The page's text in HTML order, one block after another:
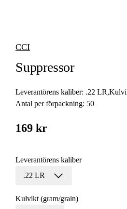
CCI
Suppressor
Leverantörens kaliber: .22 LR,
Antal per förpackning: 50
169 kr
Leverantörens kaliber
.22 LR
Kulvikt (gram/grain)